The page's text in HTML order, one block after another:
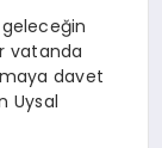
vatanda
davet
Uysal